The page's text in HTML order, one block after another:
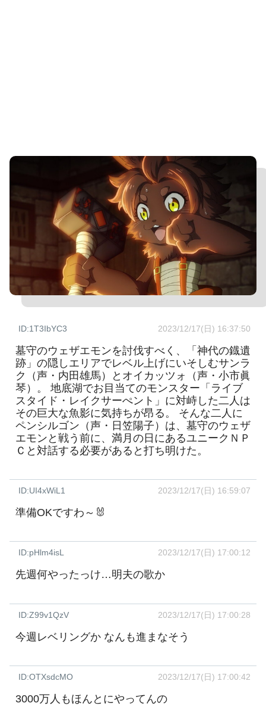
ID:1T3IbYC3 2023/12/17(日) 16:37:50
墓守のウェザエモンを討伐すべく、「神代の鐡遺
跡」の隠しエリアでレベル上げにいそしむサンラ
ク（声・内田雄馬）とオイカッツォ（声・小市眞
琴）。 地底湖でお目当てのモンスター「ライブ
スタイド・レイクサーぺント」に対峙した二人は
その巨大な魚影に気持ちが昂る。 そんな二人に
ペンシルゴン（声・日笠陽子）は、墓守のウェザ
エモンと戦う前に、満月の日にあるユニークＮＰ
Ｃと対話する必要があると打ち明けた。
ID:UI4xWiL1 2023/12/17(日) 16:59:07
準備OKですわ～🐰
ID:pHlm4isL 2023/12/17(日) 17:00:12
先週何やったっけ…明夫の歌か
ID:Z99v1QzV 2023/12/17(日) 17:00:28
今週レベリングか なんも進まなそう
ID:OTXsdcMO 2023/12/17(日) 17:00:42
3000万人もほんとにやってんの